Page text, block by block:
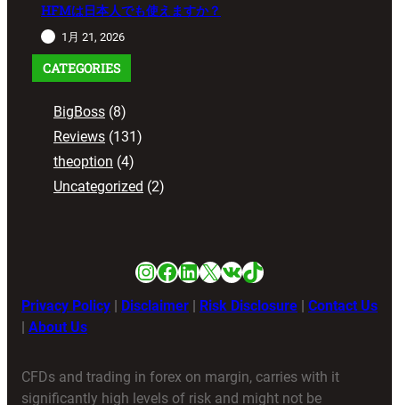
HFMは日本人でも使えますか？
1月 21, 2026
CATEGORIES
BigBoss (8)
Reviews (131)
theoption (4)
Uncategorized (2)
Instagram
Facebook
LinkedIn
X VKTikTok
Privacy Policy | Disclaimer | Risk Disclosure | Contact Us
| About Us
CFDs and trading in forex on margin, carries with it
significantly high levels of risk and might not be